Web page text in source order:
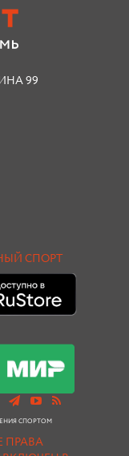
99
СПОРТ
СПОРТОМ
ПРАВА